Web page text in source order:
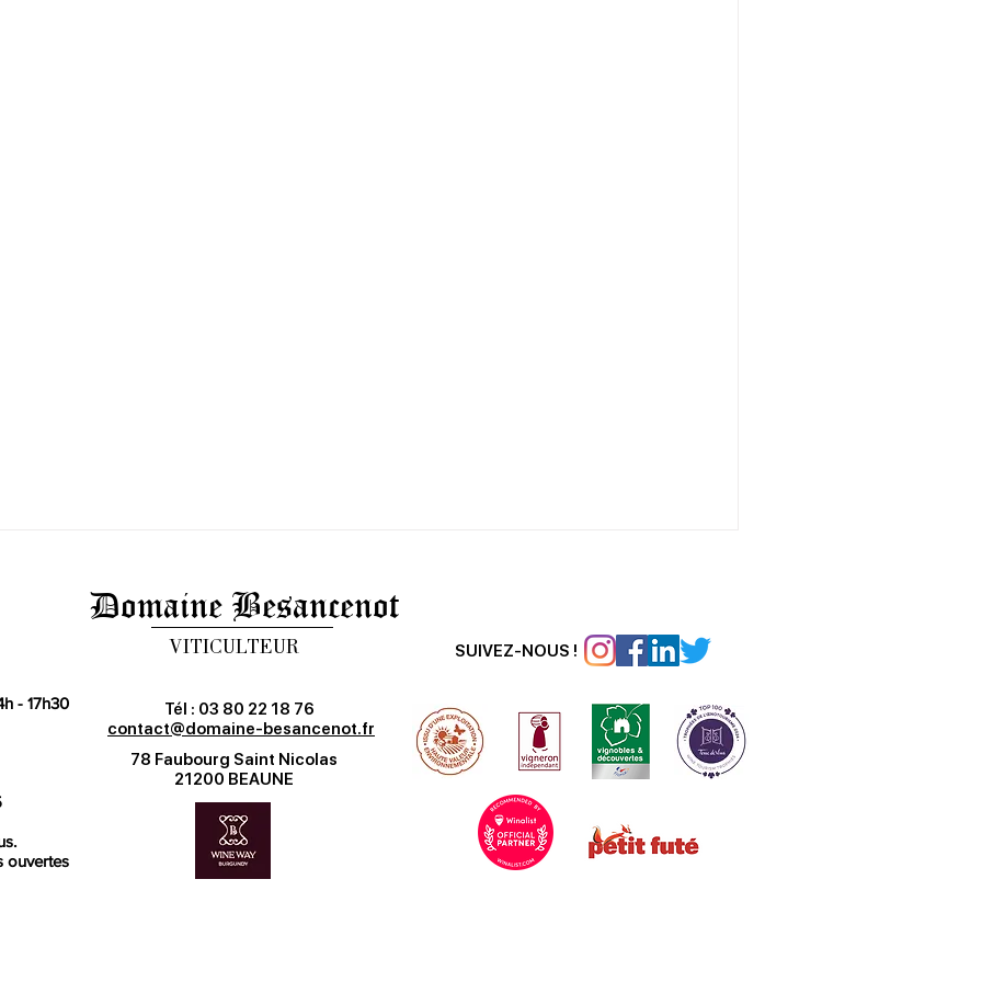
Domaine Besancenot
VITICULTEUR SUIVEZ-NOUS !
- 17h30
ouvertes
Tél : 03 80 22 18 76
contact@domaine-besancenot.fr
78 Faubourg Saint Nicolas
21200 BEAUNE